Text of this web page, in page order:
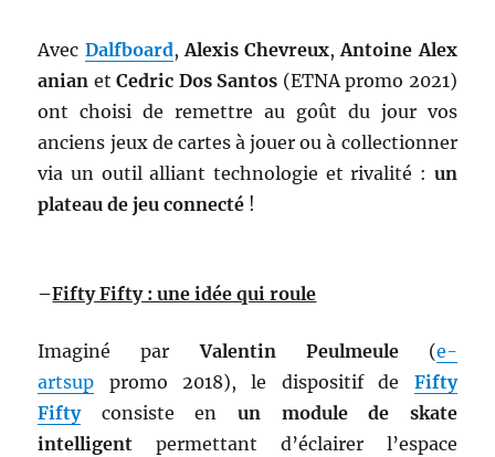
Avec Dalfboard, Alexis Chevreux,Antoine Alex
anian etCedric Dos Santos (ETNA promo 2021)
ont choisi de remettre au goût du jour vos
anciens jeux de cartes à jouer ou à collectionner
via un outil alliant technologie et rivalité : un
plateau de jeu connecté !
–Fifty Fifty : une idée qui roule
Imaginé parValentin Peulmeule(e-
artsup promo 2018), le dispositif de
Fifty
Fiftyconsiste en un module de skate
intelligent
permettant d’éclairer l’espace